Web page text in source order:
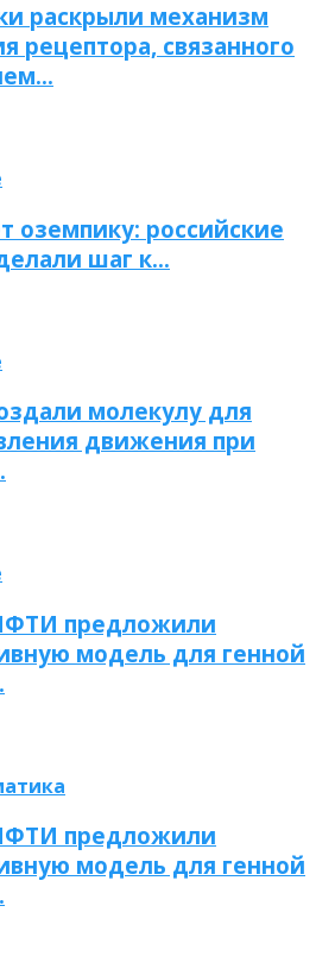
раскрыли механизм
рецептора, связанного
оземпику: российские
шаг к…
молекулу для
движения при
предложили
модель для генной
предложили
модель для генной